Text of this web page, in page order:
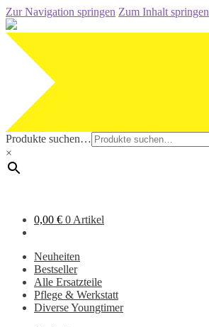
Zur Navigation springen Zum Inhalt springen
Produkte suchen…
×
0,00 € 0 Artikel
Neuheiten
Bestseller
Alle Ersatzteile
Pflege & Werkstatt
Diverse Youngtimer